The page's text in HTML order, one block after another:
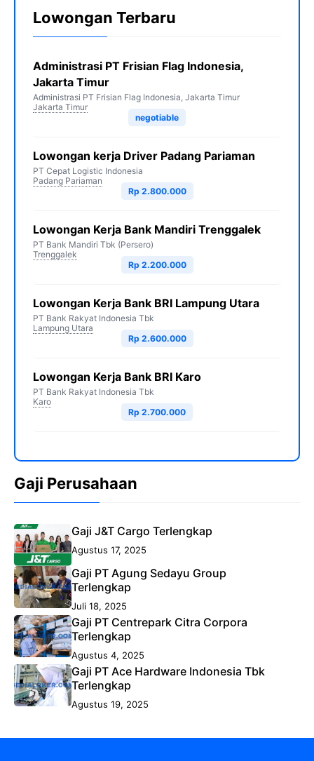
Lowongan Terbaru
Administrasi PT Frisian Flag Indonesia,
Jakarta Timur
Administrasi PT Frisian Flag Indonesia, Jakarta Timur
Jakarta Timur
negotiable
Lowongan kerja Driver Padang Pariaman
PT Cepat Logistic Indonesia
Padang Pariaman
Rp 2.800.000
Lowongan Kerja Bank Mandiri Trenggalek
PT Bank Mandiri Tbk (Persero)
Trenggalek
Rp 2.200.000
Lowongan Kerja Bank BRI Lampung Utara
PT Bank Rakyat Indonesia Tbk
Lampung Utara
Rp 2.600.000
Lowongan Kerja Bank BRI Karo
PT Bank Rakyat Indonesia Tbk
Karo
Rp 2.700.000
Gaji Perusahaan
Gaji J&T Cargo Terlengkap
Agustus 17, 2025
Gaji PT Agung Sedayu Group
Terlengkap
Juli 18, 2025
Gaji PT Centrepark Citra Corpora
Terlengkap
Agustus 4, 2025
Gaji PT Ace Hardware Indonesia Tbk
Terlengkap
Agustus 19, 2025